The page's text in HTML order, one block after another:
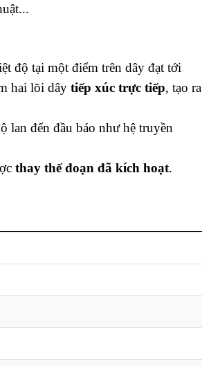
độ tại một điểm trên dây đạt tới
hai lõi dây tiếp xúc trực tiếp, tạo ra
lan đến đầu báo như hệ truyền
thay thế đoạn đã kích hoạt.